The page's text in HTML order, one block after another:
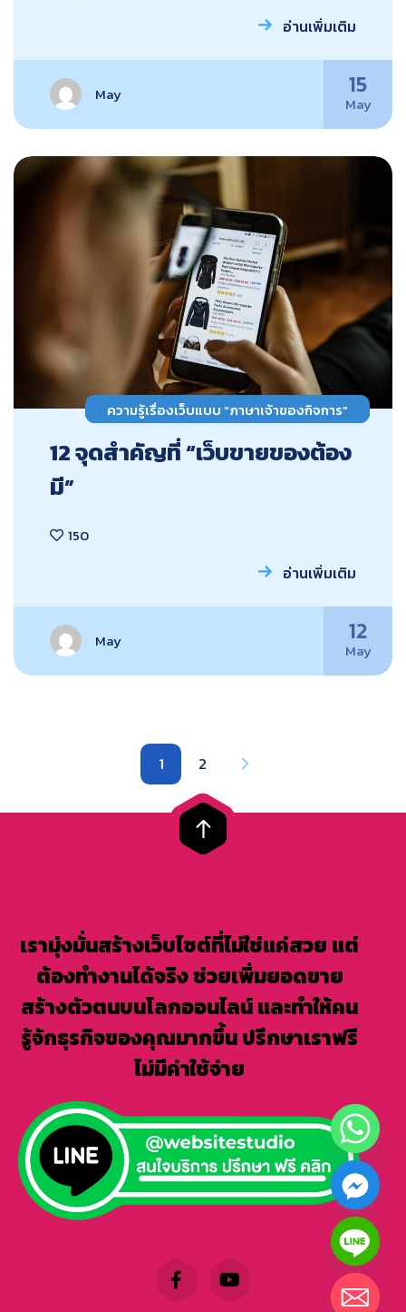
อ่านเพิ่มเติม
May 15
May
ความรู้เรื่องเว็บแบบ “ภาษาเจ้าของกิจการ”
12 จุดสำคัญที่ “เว็บขายของต้อง
มี”
150
อ่านเพิ่มเติม
May 12
May
1 2
เรามุ่งมั่นสร้างเว็บไซต์ที่ไม่ใช่แค่สวย แต่
ต้องทำงานได้จริง ช่วยเพิ่มยอดขาย
สร้างตัวตนบนโลกออนไลน์ และทำให้คน
รู้จักธุรกิจของคุณมากขึ้น ปรึกษาเราฟรี
ไม่มีค่าใช้จ่าย